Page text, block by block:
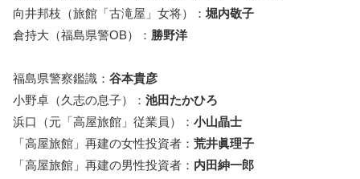
向井邦枝（旅館「古滝屋」女将）：堀内敬子
倉持大（福島県警OB）： 勝野洋
福島県警察鑑識： 谷本貴彦
小野卓（久志の息子）： 池田たかひろ
浜口（元「高屋旅館」従業員）： 小山晶士
「高屋旅館」再建の女性投資者： 荒井眞理子
「高屋旅館」再建の男性投資者： 内田紳一郎